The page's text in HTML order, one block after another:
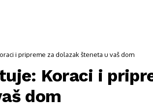
i pripreme za dolazak šteneta u vaš dom
Koraci i
dom